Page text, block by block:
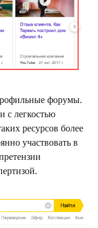
форумы.
с легкостью
ресурсов более
участвовать в